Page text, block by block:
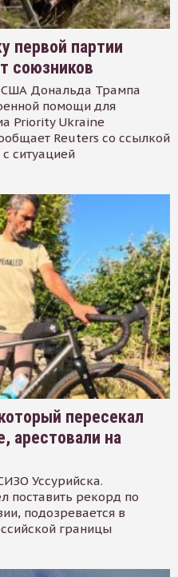
первой партии
союзников
США Дональда Трампа
помощи для
Priority Ukraine
Reuters со ссылкой
ситуацией
пересекал
арестовали на
Уссурийска.
поставить рекорд по
подозревается в
границы